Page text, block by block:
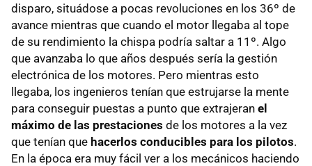
disparo, situádose a pocas revoluciones en los 36º de
avance mientras que cuando el motor llegaba al tope
de su rendimiento la chispa podría saltar a 11º. Algo
que avanzaba lo que años después sería la gestión
electrónica de los motores. Pero mientras esto
llegaba, los ingenieros tenían que estrujarse la mente
para conseguir puestas a punto que extrajeran el
máximo de las prestaciones de los motores a la vez
que tenían que hacerlos conducibles para los pilotos.
En la época era muy fácil ver a los mecánicos haciendo